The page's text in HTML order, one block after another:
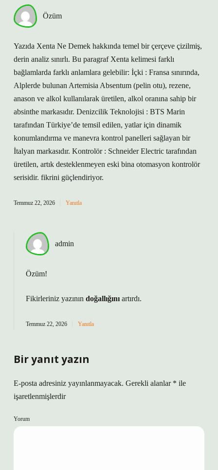
Özüm
Yazıda Xenta Ne Demek hakkında temel bir çerçeve çizilmiş,
derin analiz sınırlı. Bu paragraf Xenta kelimesi farklı
bağlamlarda farklı anlamlara gelebilir: İçki : Fransa sınırında,
Alplerde bulunan Artemisia Absentum (pelin otu), rezene,
anason ve alkol kullanılarak üretilen, alkol oranına sahip bir
absinthe markasıdır. Denizcilik Teknolojisi : BTS Marin
tarafından Türkiye’de temsil edilen, yatlar için dinamik
konumlandırma ve manevra kontrol panelleri sağlayan bir
İtalyan markasıdır. Kontrolör : Schneider Electric tarafından
üretilen, artık desteklenmeyen eski bina otomasyon kontrolör
serisidir. fikrini güçlendiriyor.
Temmuz 22, 2026 Yanıtla
admin
Özüm!
Fikirleriniz yazının doğallığını artırdı.
Temmuz 22, 2026 Yanıtla
Bir yanıt yazın
E-posta adresiniz yayınlanmayacak. Gerekli alanlar * ile
işaretlenmişlerdir
Yorum